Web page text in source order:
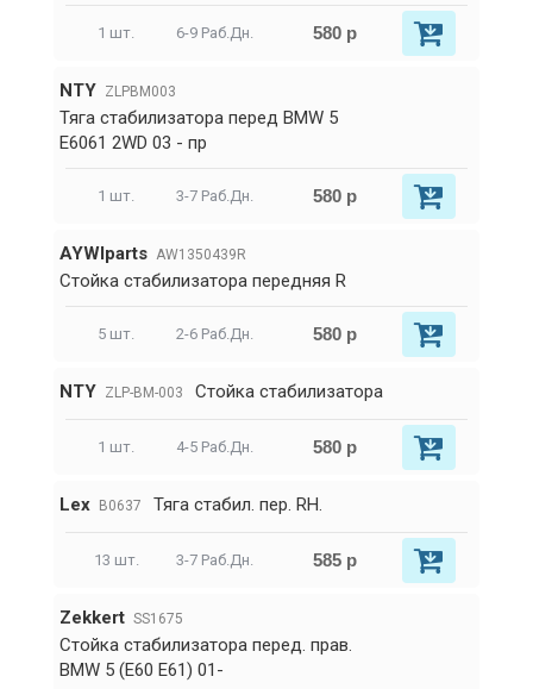
1 шт. 6-9 Раб.Дн. 580 р
NTY ZLPBM003
Тяга стабилизатора перед BMW 5
E6061 2WD 03 - пр
1 шт. 3-7 Раб.Дн. 580 р
AYWIparts AW1350439R
Стойка стабилизатора передняя R
5 шт. 2-6 Раб.Дн. 580 р
NTY ZLP-BM-003 Стойка стабилизатора
1 шт. 4-5 Раб.Дн. 580 р
Lex B0637 Тяга стабил. пер. RH.
13 шт. 3-7 Раб.Дн. 585 р
Zekkert SS1675
Стойка стабилизатора перед. прав.
BMW 5 (E60 E61) 01-